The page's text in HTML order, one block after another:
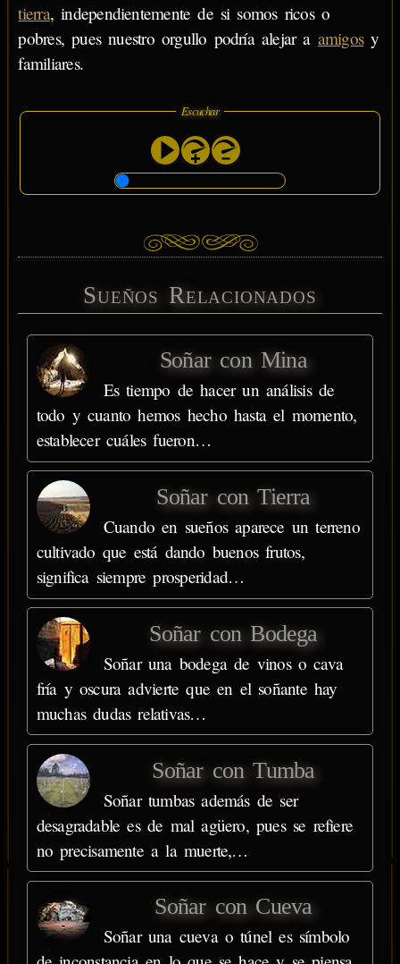
tierra, independientemente de si somos ricos o
pobres, pues nuestro orgullo podría alejar a amigosy
familiares.
Escuchar
Sueños Relacionados
Soñar con Mina
Es tiempo de hacer un análisis de
todo y cuanto hemos hecho hasta el momento,
establecer cuáles fueron…
Soñar con Tierra
Cuando en sueños aparece un terreno
cultivado que está dando buenos frutos,
significa siempre prosperidad…
Soñar con Bodega
Soñar una bodega de vinos o cava
fría y oscura advierte que en el soñante hay
muchas dudas relativas…
Soñar con Tumba
Soñar tumbas además de ser
desagradable es de mal agüero, pues se refiere
no precisamente a la muerte,…
Soñar con Cueva
Soñar una cueva o túnel es símbolo